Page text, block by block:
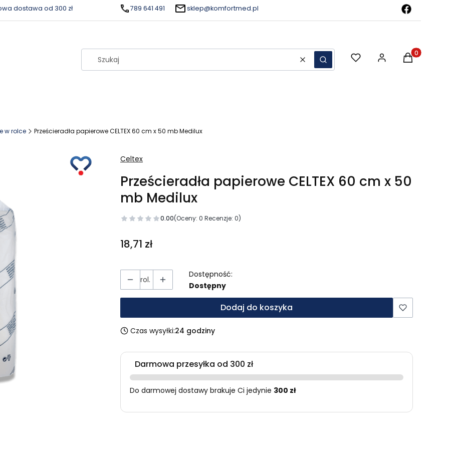
dostawa od 300 zł 789 641 491 sklep@komfortmed.pl
WyczyśćSzukaj Produkty w
w rolce Prześcieradła papierowe CELTEX 60 cm x 50 mb Medilux
Celtex
Prześcieradła papierowe CELTEX 60 cm x 50
mb Medilux
0.00(Oceny: 0 Recenzje: 0)
Cena
18,71 zł
rol.
Dostępność:
Dostępny
Dodaj do koszyka
Czas wysyłki:24 godziny
Darmowa przesyłka od 300 zł
Do darmowej dostawy brakuje Ci jedynie 300 zł